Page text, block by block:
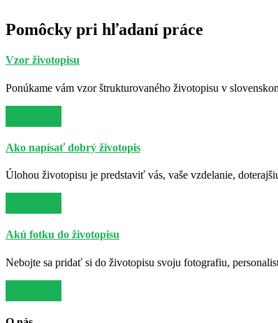
Pomôcky pri hľadaní práce
Vzor životopisu
Ponúkame vám vzor štrukturovaného životopisu v
Ako napísať dobrý životopis
Úlohou životopisu je predstaviť vás, vaše vzdelanie,
Akú fotku do životopisu
Nebojte sa pridať si do životopisu svoju fotografiu,